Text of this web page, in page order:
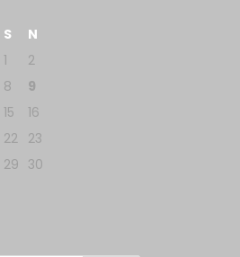
S
N
1
2
8
9
15
16
22
23
29 30